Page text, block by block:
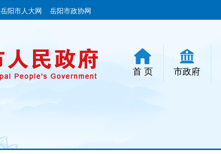
岳阳市人大网 岳阳市政协网
首 页 市政府